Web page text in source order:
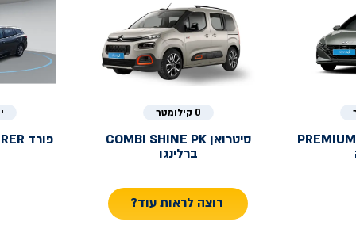
0 קילומטר
סיטרואן COMBI SHINE PK
ברלינגו
פורד
רוצה לראות עוד?